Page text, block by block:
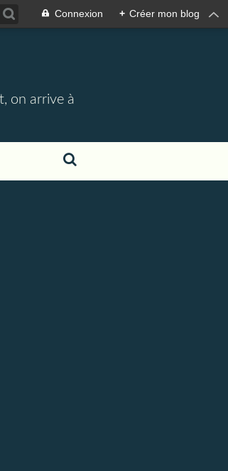
Connexion + Créer mon blog
on arrive à